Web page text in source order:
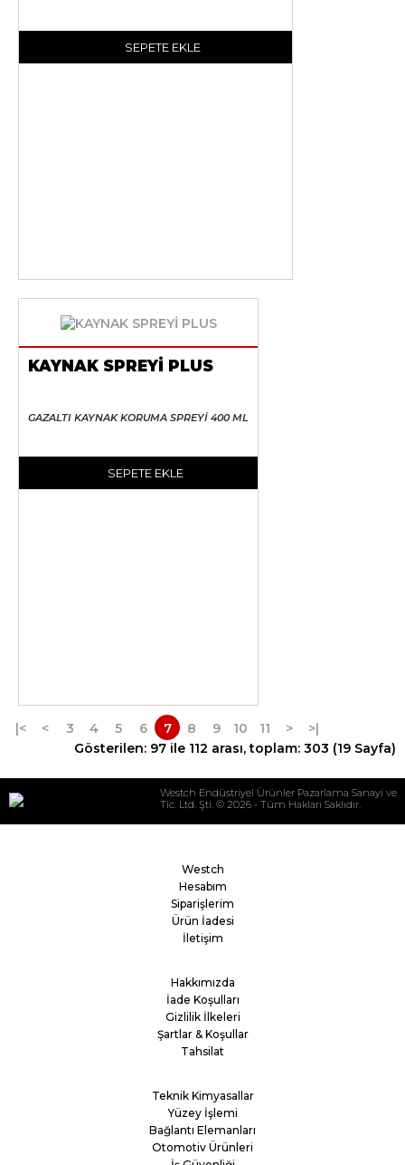
SEPETE EKLE
KAYNAK SPREYİ PLUS
GAZALTI KAYNAK KORUMA SPREYİ 400 ML
SEPETE EKLE
|< < 3 4 5 6 7 8 9 10 11 >
>|
Gösterilen: 97 ile 112 arası, toplam: 303 (19 Sayfa)
Westch Endüstriyel Ürünler Pazarlama Sanayi ve
Tic. Ltd. Şti. © 2026 - Tüm Hakları Saklıdır.
Westch
Hesabım
Siparişlerim
Ürün İadesi
İletişim
Hakkımızda
İade Koşulları
Gizlilik İlkeleri
Şartlar & Koşullar
Tahsilat
Teknik Kimyasallar
Yüzey İşlemi
Bağlantı Elemanları
Otomotiv Ürünleri